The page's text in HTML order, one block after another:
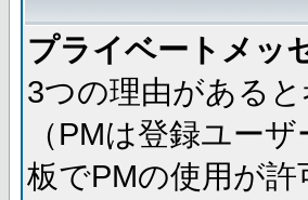
プライベートメッ
3つの理由がある
（PMは登録ユー
板でPMの使用が